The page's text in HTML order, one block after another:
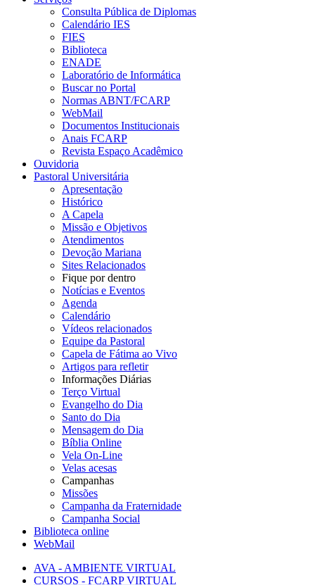
Consulta Pública de Diplomas
Calendário IES
FIES
Biblioteca
ENADE
Laboratório de Informática
Buscar no Portal
Normas ABNT/FCARP
WebMail
Documentos Institucionais
Anais FCARP
Revista Espaço Acadêmico
Ouvidoria
Pastoral Universitária
Apresentação
Histórico
A Capela
Missão e Objetivos
Atendimentos
Devoção Mariana
Sites Relacionados
Fique por dentro
Notícias e Eventos
Agenda
Calendário
Vídeos relacionados
Equipe da Pastoral
Capela de Fátima ao Vivo
Artigos para refletir
Informações Diárias
Terço Virtual
Evangelho do Dia
Santo do Dia
Mensagem do Dia
Bíblia Online
Vela On-Line
Velas acesas
Campanhas
Missões
Campanha da Fraternidade
Campanha Social
Biblioteca online
WebMail
AVA - AMBIENTE VIRTUAL
CURSOS - FCARP VIRTUAL